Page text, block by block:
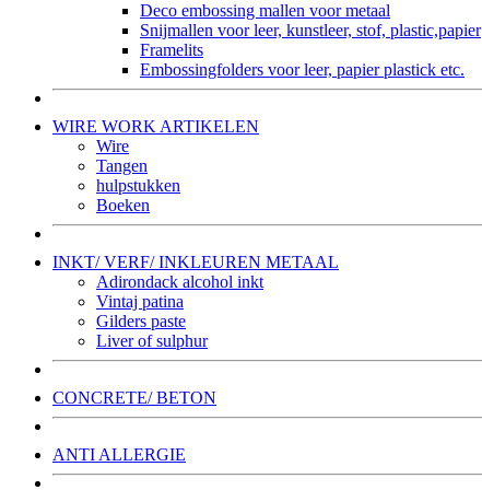
Deco embossing mallen voor metaal
Snijmallen voor leer, kunstleer, stof, plastic,papier
Framelits
Embossingfolders voor leer, papier plastick etc.
WIRE WORK ARTIKELEN
Wire
Tangen
hulpstukken
Boeken
INKT/ VERF/ INKLEUREN METAAL
Adirondack alcohol inkt
Vintaj patina
Gilders paste
Liver of sulphur
CONCRETE/ BETON
ANTI ALLERGIE